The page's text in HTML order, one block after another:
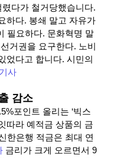
다가 철거당했습니다.
하다. 봉쇄 말고 자유가
필요하다. 문화혁명 말
거권을 요구한다. 노비
었다고 합니다. 시민의
사
감소
포인트 올리는 ‘빅스
따라 예적금 상품의 금
한은행 적금은 최대 연
금리가 크게 오르면서 9